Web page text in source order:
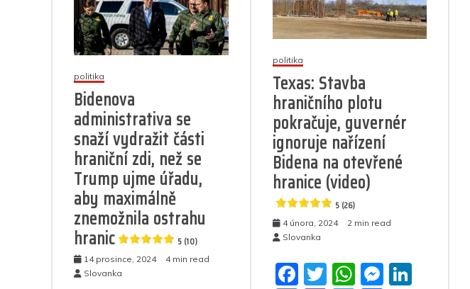
politika
Bidenova
administrativa se
snaží vydražit části
hraniční zdi, než se
Trump ujme úřadu,
aby maximálně
znemožnila ostrahu
hranic 5 (10)
14 prosince, 2024
4 min read
Slovanka
politika
Texas: Stavba
hraničního plotu
pokračuje, guvernér
ignoruje nařízení
Bidena na otevřené
hranice (video)
5 (26)
4 února, 2024
2 min read
Slovanka
F T WM Li